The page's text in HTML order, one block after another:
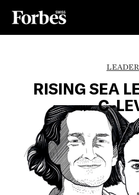
RISING SEA
C-